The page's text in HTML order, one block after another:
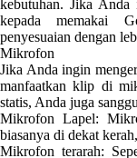
kebutuhan. Jika Anda
kepada memakai
penyesuaian dengan
Mikrofon
Jika Anda ingin
manfaatkan klip di
statis, Anda juga
Mikrofon Lapel:
biasanya di dekat
Mikrofon terarah: